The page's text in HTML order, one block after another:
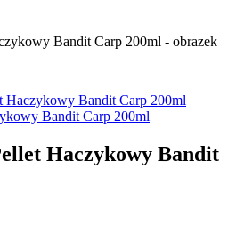
Haczykowy Bandit Carp 200ml
Bandit Carp 200ml
Haczykowy Bandit